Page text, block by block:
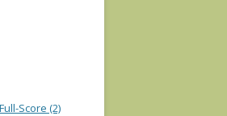
Score (2)